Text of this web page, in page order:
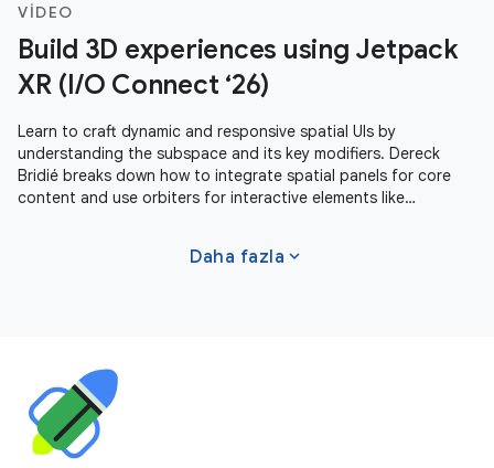
VIDEO
Build 3D experiences using Jetpack
XR (I/O Connect ‘26)
Learn to craft dynamic and responsive spatial UIs by
understanding the subspace and its key modifiers. Dereck
Bridié breaks down how to integrate spatial panels for core
content and use orbiters for interactive elements like
Daha fazla expand_more